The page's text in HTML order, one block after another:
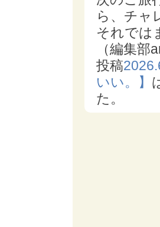
ら、チャ
それでは
（編集部
投稿
いい。】
た。